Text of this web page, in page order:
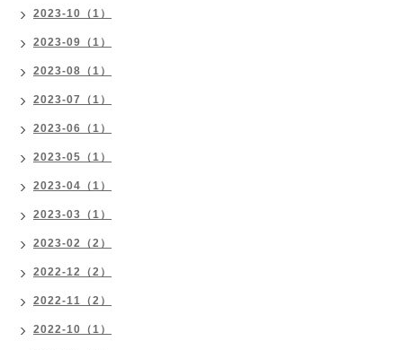
2023-10（1）
2023-09（1）
2023-08（1）
2023-07（1）
2023-06（1）
2023-05（1）
2023-04（1）
2023-03（1）
2023-02（2）
2022-12（2）
2022-11（2）
2022-10（1）